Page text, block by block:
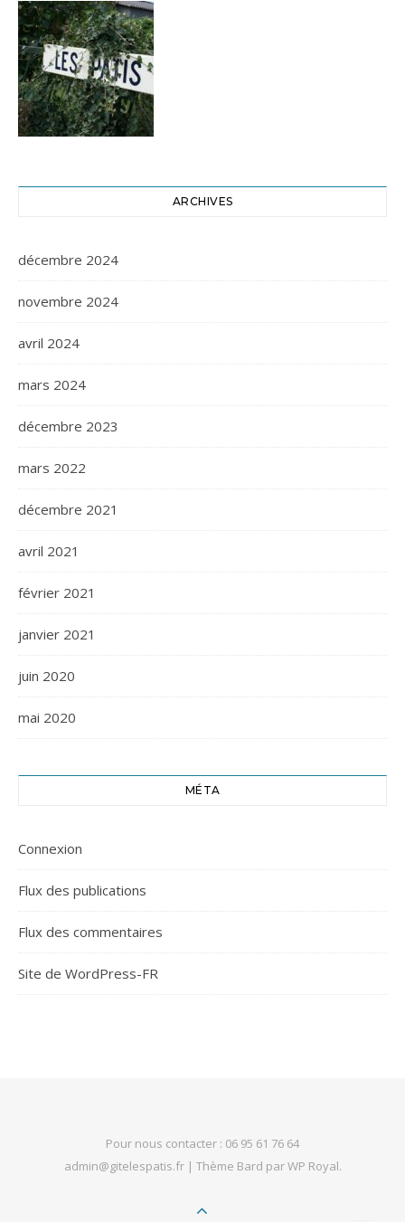
ARCHIVES
décembre 2024
novembre 2024
avril 2024
mars 2024
décembre 2023
mars 2022
décembre 2021
avril 2021
février 2021
janvier 2021
juin 2020
mai 2020
MÉTA
Connexion
Flux des publications
Flux des commentaires
Site de WordPress-FR
Pour nous contacter : 06 95 61 76 64
admin@gitelespatis.fr| Thème Bard parWP Royal.